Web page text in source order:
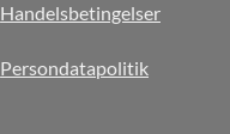
Handelsbetingelser
Persondatapolitik